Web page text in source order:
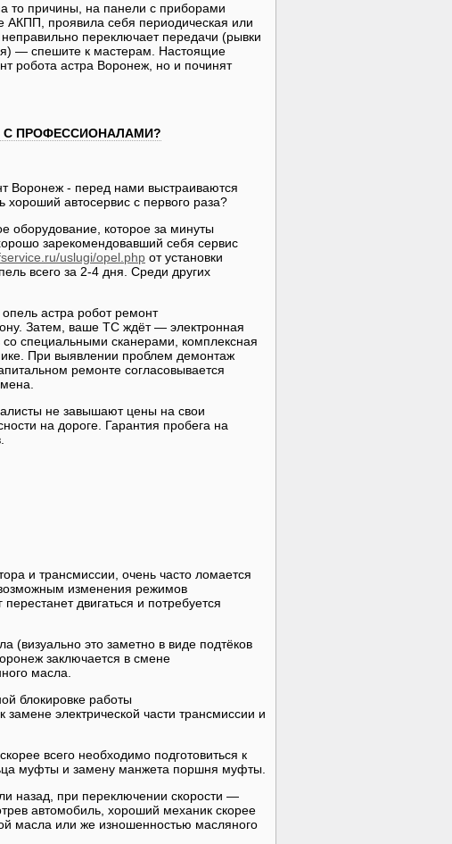
то причины, на панели с приборами
проявила себя периодическая или
переключает передачи (рывки
— спешите к мастерам. Настоящие
робота астра Воронеж, но и починят
С ПРОФЕССИОНАЛАМИ?
Воронеж - перед нами выстраиваются
хороший автосервис с первого раза?
оборудование, которое за минуты
зарекомендовавший себя сервис
uslugi/opel.php от установки
всего за 2-4 дня. Среди других
астра робот ремонт
Затем, ваше ТС ждёт — электронная
со специальными сканерами, комплексная
При выявлении проблем демонтаж
ремонте согласовывается
не завышают цены на свои
на дороге. Гарантия пробега на
и трансмиссии, очень часто ломается
изменения режимов
двигаться и потребуется
(визуально это заметно в виде подтёков
заключается в смене
масла.
блокировке работы
электрической части трансмиссии и
всего необходимо подготовиться к
муфты и замену манжета поршня муфты.
назад, при переключении скорости —
автомобиль, хороший механик скорее
масла или же изношенностью масляного